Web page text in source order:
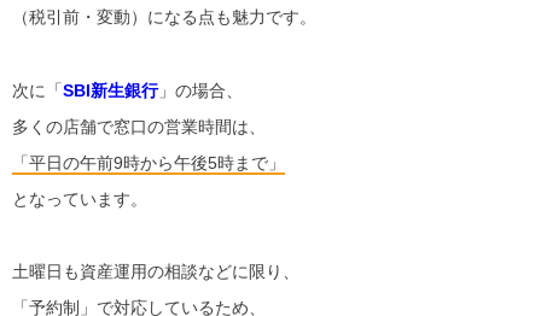
（税引前・変動）になる点も魅力です。
次に「SBI新生銀行」の場合、
多くの店舗で窓口の営業時間は、
「平日の午前9時から午後5時まで」
となっています。
土曜日も資産運用の相談などに限り、
「予約制」 で対応しているため、